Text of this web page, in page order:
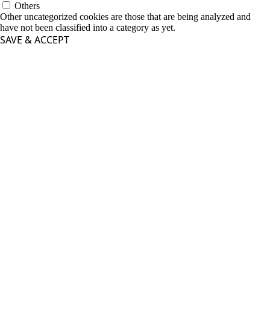
Others
Other uncategorized cookies are those that are being analyzed and
have not been classified into a category as yet.
SAVE & ACCEPT